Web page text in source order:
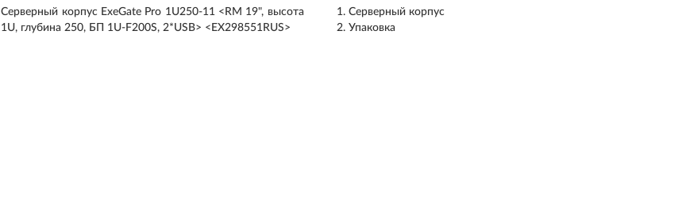
Серверный корпус
Упаковка
Серверный корпус ExeGate Pro 1U250-11 <RM 19", высота
1U, глубина 250, БП 1U-F200S, 2*USB> <EX298551RUS>